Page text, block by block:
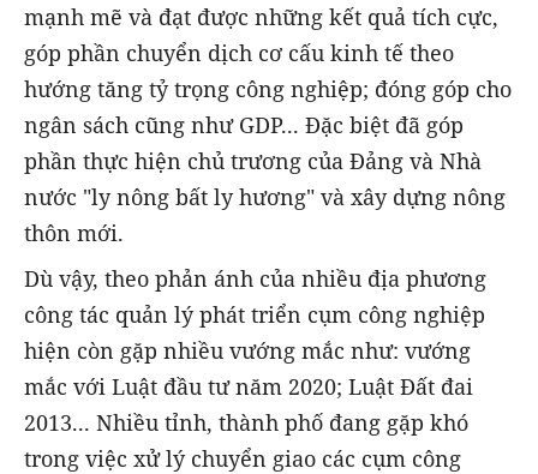
mạnh mẽ và đạt được những kết quả tích cực,
góp phần chuyển dịch cơ cấu kinh tế theo
hướng tăng tỷ trọng công nghiệp; đóng góp cho
ngân sách cũng như GDP... Đặc biệt đã góp
phần thực hiện chủ trương của Đảng và Nhà
nước "ly nông bất ly hương" và xây dựng nông
thôn mới.
Dù vậy, theo phản ánh của nhiều địa phương
công tác quản lý phát triển cụm công nghiệp
hiện còn gặp nhiều vướng mắc như: vướng
mắc với Luật đầu tư năm 2020; Luật Đất đai
2013... Nhiều tỉnh, thành phố đang gặp khó
trong việc xử lý chuyển giao các cụm công